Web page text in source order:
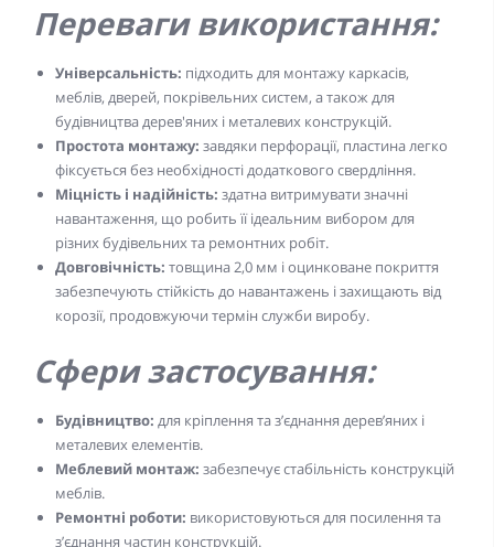
Переваги використання:
Універсальність: підходить для монтажу каркасів,
меблів, дверей, покрівельних систем, а також для
будівництва дерев'яних і металевих конструкцій.
Простота монтажу: завдяки перфорації, пластина легко
фіксується без необхідності додаткового свердління.
Міцність і надійність: здатна витримувати значні
навантаження, що робить її ідеальним вибором для
різних будівельних та ремонтних робіт.
Довговічність: товщина 2,0 мм і оцинковане покриття
забезпечують стійкість до навантажень і захищають від
корозії, продовжуючи термін служби виробу.
Сфери застосування:
Будівництво: для кріплення та з’єднання дерев’яних і
металевих елементів.
Меблевий монтаж: забезпечує стабільність конструкцій
меблів.
Ремонтні роботи: використовуються для посилення та
з’єднання частин конструкцій.